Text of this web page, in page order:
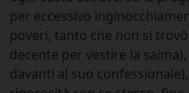
per eccessivo
poveri, tanto che non si
decente per vestire la
davanti al suo